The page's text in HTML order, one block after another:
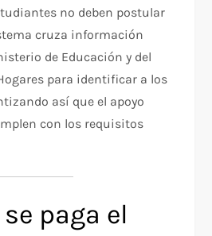
no deben postular
cruza información
de Educación y del
para identificar a los
así que el apoyo
con los requisitos
paga el